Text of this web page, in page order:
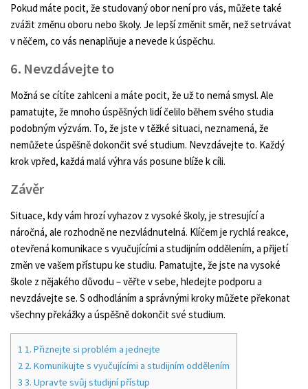
Pokud máte pocit, že studovaný obor není pro vás, můžete také
zvážit změnu oboru nebo školy. Je lepší změnit směr, než setrvávat
v něčem, co vás nenaplňuje a nevede k úspěchu.
6. Nevzdávejte to
Možná se cítíte zahlceni a máte pocit, že už to nemá smysl. Ale
pamatujte, že mnoho úspěšných lidí čelilo během svého studia
podobným výzvám. To, že jste v těžké situaci, neznamená, že
nemůžete úspěšně dokončit své studium. Nevzdávejte to. Každý
krok vpřed, každá malá výhra vás posune blíže k cíli.
Závěr
Situace, kdy vám hrozí vyhazov z vysoké školy, je stresující a
náročná, ale rozhodně ne nezvládnutelná. Klíčem je rychlá reakce,
otevřená komunikace s vyučujícími a studijním oddělením, a přijetí
změn ve vašem přístupu ke studiu. Pamatujte, že jste na vysoké
škole z nějakého důvodu – věřte v sebe, hledejte podporu a
nevzdávejte se. S odhodláním a správnými kroky můžete překonat
všechny překážky a úspěšně dokončit své studium.
1 1. Přiznejte si problém a jednejte
2 2. Komunikujte s vyučujícími a studijním oddělením
3 3. Upravte svůj studijní přístup